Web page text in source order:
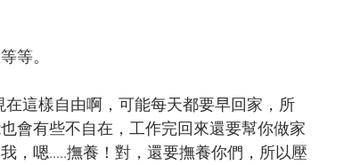
等。
這樣自由啊，可能每天都要早回家，所
會有些不自在，工作完回來還要幫你做家
，嗯.....撫養！對，還要撫養你們，所以壓